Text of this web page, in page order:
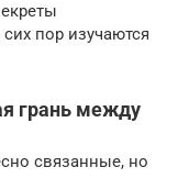
пор изучаются
грань между
связанные, но